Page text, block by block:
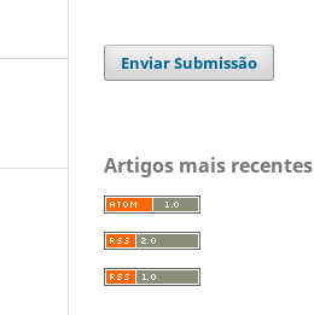
Enviar Submissão
Artigos mais recentes